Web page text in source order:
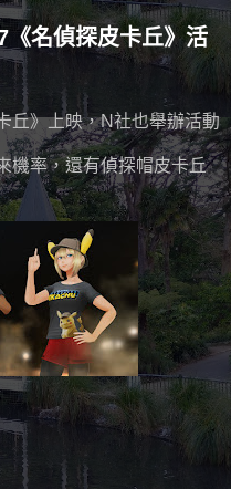
《名偵探皮卡丘》活
丘》上映，N社也舉辦活動
機率，還有偵探帽皮卡丘